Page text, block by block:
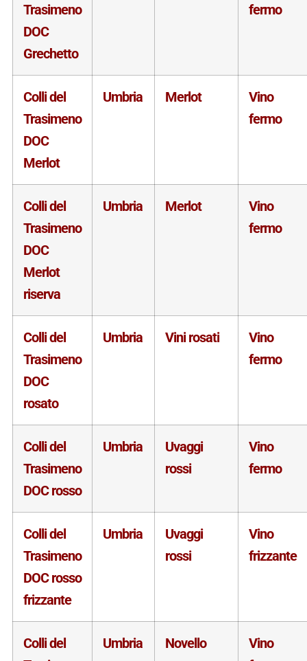
Trasimeno
DOC
Grechetto
fermo
Colli del
Trasimeno
DOC
Merlot
Umbria Merlot
Vino
fermo
Colli del
Trasimeno
DOC
Merlot
riserva
Umbria Merlot
Vino
fermo
Colli del
Trasimeno
DOC
rosato
Umbria Vini rosati
Vino
fermo
Colli del
Trasimeno
DOC rosso
Umbria
Uvaggi
rossi
Vino
fermo
Colli del
Trasimeno
DOC rosso
frizzante
Umbria
Uvaggi
rossi
Vino
frizzante
Colli del
Umbria Novello
Vino